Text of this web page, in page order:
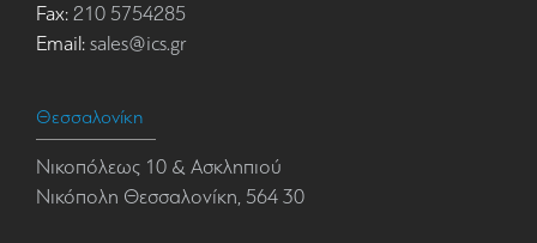
Fax: 210 5754285
Email: sales@ics.gr
Θεσσαλονίκη
Νικοπόλεως 10 & Ασκληπιού
Νικόπολη Θεσσαλονίκη, 564 30